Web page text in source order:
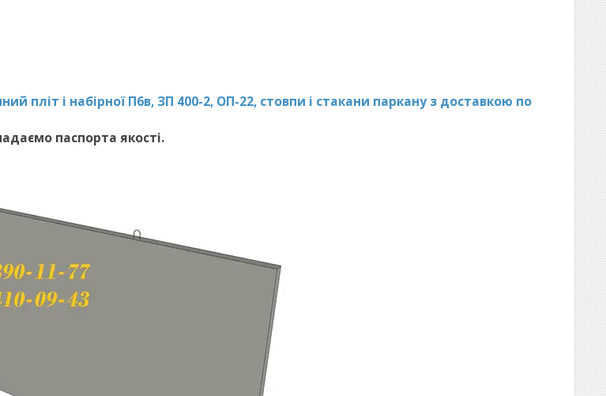
пліт і набірної П6в, ЗП 400-2, ОП-22, стовпи і стакани паркану з доставкою по
паспорта якості.